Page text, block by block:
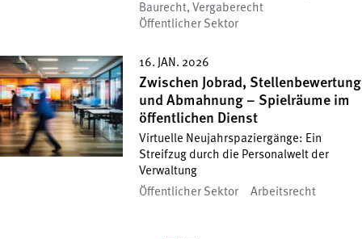
Baurecht, Vergaberecht
Öffentlicher Sektor
16. JAN. 2026
Zwischen Jobrad, Stellenbewertung
und Abmahnung – Spielräume im
öffentlichen Dienst
Virtuelle Neujahrspaziergänge: Ein
Streifzug durch die Personalwelt der
Verwaltung
Öffentlicher Sektor
Arbeitsrecht